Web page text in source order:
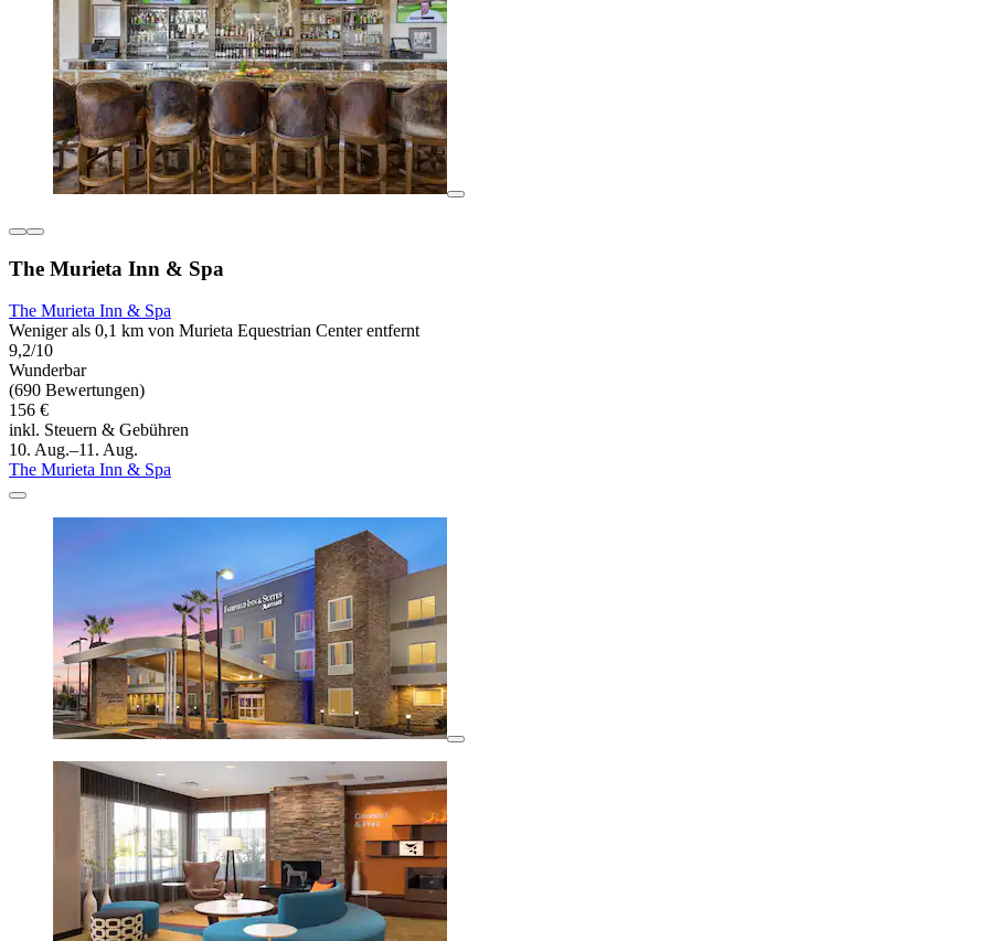
The Murieta Inn & Spa
The Murieta Inn & Spa
Weniger als 0,1 km von Murieta Equestrian Center entfernt
9,2/10
Wunderbar
(690 Bewertungen)
156 €
inkl. Steuern & Gebühren
10. Aug.–11. Aug.
The Murieta Inn & Spa